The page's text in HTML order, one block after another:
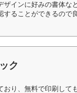
ザインに好みの書体な
することができるので
ク
おり、無料で印刷して